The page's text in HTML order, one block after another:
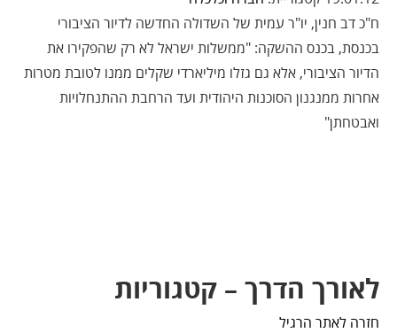
ח"כ דב חנין, יו"ר עמית של השדולה החדשה לדיור הציבורי
בכנסת, בכנס ההשקה: "ממשלות ישראל לא רק שהפקירו את
הדיור הציבורי, אלא גם גזלו מיליארדי שקלים ממנו לטובת מטרות
אחרות ממנגנון הסוכנות היהודית ועד הרחבת ההתנחלויות
ואבטחתן"
לאורך הדרך – קטגוריות
חזרה לאתר הרגיל